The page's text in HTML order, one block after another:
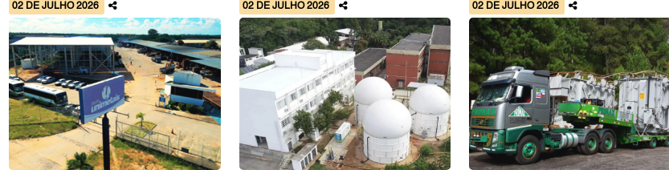
02 DE JULHO 2026 02 DE JULHO 2026 02 DE JULHO 2026